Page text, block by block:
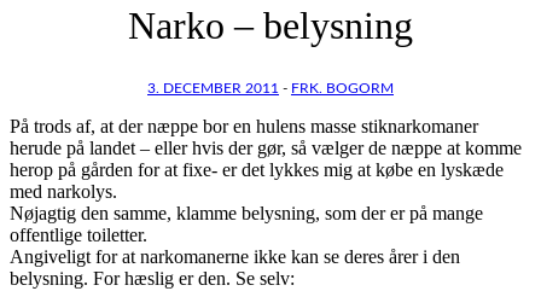
Narko – belysning
3. DECEMBER 2011 - FRK. BOGORM
På trods af, at der næppe bor en hulens masse stiknarkomaner
herude på landet – eller hvis der gør, så vælger de næppe at komme
herop på gården for at fixe- er det lykkes mig at købe en lyskæde
med narkolys.
Nøjagtig den samme, klamme belysning, som der er på mange
offentlige toiletter.
Angiveligt for at narkomanerne ikke kan se deres årer i den
belysning. For hæslig er den. Se selv: